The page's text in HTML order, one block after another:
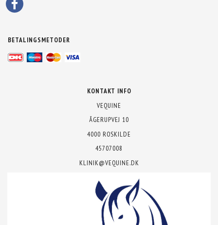
BETALINGSMETODER
KONTAKT INFO
VEQUINE
ÅGERUPVEJ 10
4000 ROSKILDE
45707008
KLINIK@VEQUINE.DK